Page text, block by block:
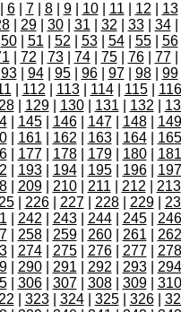
6| 7| 8| 9| 10| 11 12 13|
| 29| 30| 31 32 33| 34|
50| 51 52 53| 54| 55| 56|
72 73| 74| 75| 76| 77|
93| 94| 95| 96| 97| 98| 99|
112 113| 114| 115| 116
| 129| 130| 131 132
| 145| 146| 147| 148| 149
| 161 162 163| 164| 165
| 177| 178| 179| 180| 181
193| 194| 195| 196| 197
| 209| 210| 211 212 213
| 226| 227| 228| 229|
242 243| 244| 245| 246
| 258| 259| 260| 261 262
| 274| 275| 276| 277| 278
| 290| 291 292 293| 294
| 306| 307| 308| 309| 310
323| 324| 325| 326|